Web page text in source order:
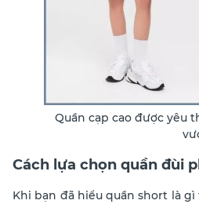
Quần cạp cao được yêu
Cách lựa chọn quần đùi
Khi bạn đã hiểu quần short là gì